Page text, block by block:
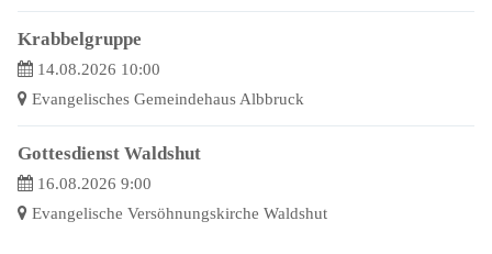
Krabbelgruppe
14.08.2026 10:00
Evangelisches Gemeindehaus Albbruck
Gottesdienst Waldshut
16.08.2026 9:00
Evangelische Versöhnungskirche Waldshut